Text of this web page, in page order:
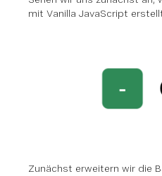
mit Vanilla JavaScript
Zunächst erweitern wir die